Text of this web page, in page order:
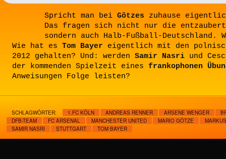
Spricht man bei Götzes zuhause
Das fragen sich nicht nur die
sondern auch Halb-Fußball-Deutschland.
Wie hat es Tom Bayer eigentlich mit den
2012 gehalten? Und: werden Samir Nasri und
der kommenden Spielzeit eines frankophonen
Anweisungen Folge leisten?
SCHLAGWÖRTER: 1.FC KÖLN ANDREAS RENNER ARSENE WENGER
DFB-TEAM
FC ARSENAL MANCHESTER UNITED MARIO GÖTZE
SAMIR NASRI
STUTTGART TOM BAYER